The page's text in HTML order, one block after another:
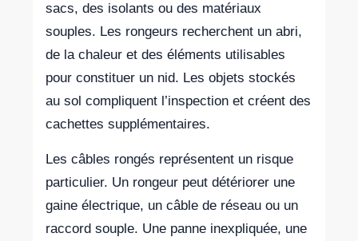
sacs, des isolants ou des matériaux
souples. Les rongeurs recherchent un abri,
de la chaleur et des éléments utilisables
pour constituer un nid. Les objets stockés
au sol compliquent l’inspection et créent des
cachettes supplémentaires.
Les câbles rongés représentent un risque
particulier. Un rongeur peut détériorer une
gaine électrique, un câble de réseau ou un
raccord souple. Une panne inexpliquée, une